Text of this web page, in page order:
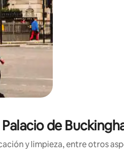
de
y limpieza, entre otros